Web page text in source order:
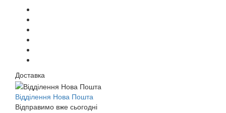
Доставка
Відділення Нова Пошта
Відправимо вже сьогодні